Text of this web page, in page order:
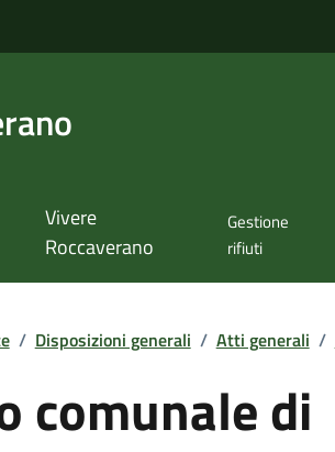
Vivere
Roccaverano
Gestione
rifiuti
/ Disposizioni generali / Atti generali /
comunale di